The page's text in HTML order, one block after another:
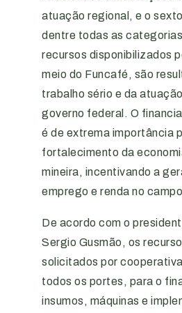
atuação regional, e o
dentre todas as
recursos disponibilizados
meio do Funcafé, são
trabalho sério e da
governo federal. O
é de extrema importância
fortalecimento da
mineira, incentivando a
emprego e renda no
De acordo com o
Sergio Gusmão, os
solicitados por
todos os portes, para o
insumos, máquinas e